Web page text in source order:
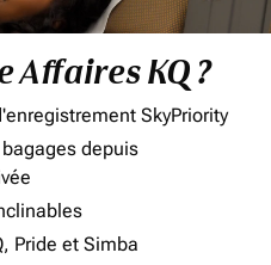
Affaires KQ ?
SkyPriority
depuis
Pride et Simba